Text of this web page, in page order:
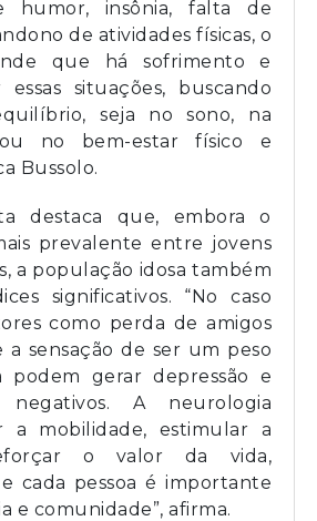
humor, insônia, falta de
de atividades físicas, o
que há sofrimento e
situações, buscando
seja no sono, na
no bem-estar físico e
Bussolo.
destaca que, embora o
prevalente entre jovens
a população idosa também
significativos. “No caso
como perda de amigos
sensação de ser um peso
podem gerar depressão e
negativos. A neurologia
a mobilidade, estimular a
o valor da vida,
cada pessoa é importante
e comunidade”, afirma.